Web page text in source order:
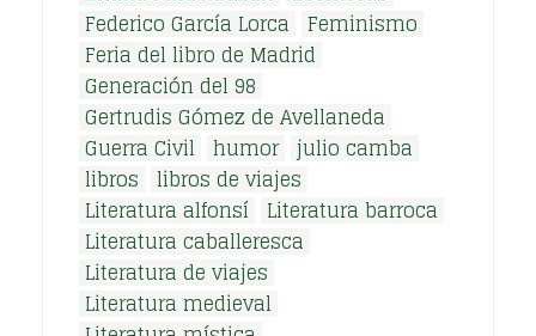
Federico García Lorca
Feminismo
Feria del libro de Madrid
Generación del 98
Gertrudis Gómez de Avellaneda
Guerra Civil humor julio camba
libros libros de viajes
Literatura alfonsí Literatura barroca
Literatura caballeresca
Literatura de viajes
Literatura medieval